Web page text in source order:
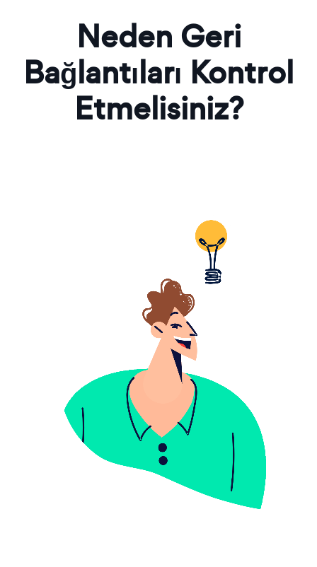
Neden Geri
Bağlantıları Kontrol
Etmelisiniz?